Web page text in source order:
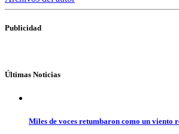
Publicidad
Últimas Noticias
Miles de voces retumbaron como un viento